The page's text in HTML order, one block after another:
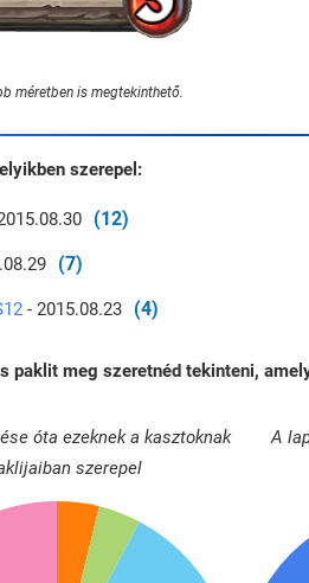
méretben is megtekinthető.
szerepel:
(12)
(7)
- 2015.08.23 (4)
paklit meg szeretnéd tekinteni,
óta ezeknek a kasztoknak
szerepel
A